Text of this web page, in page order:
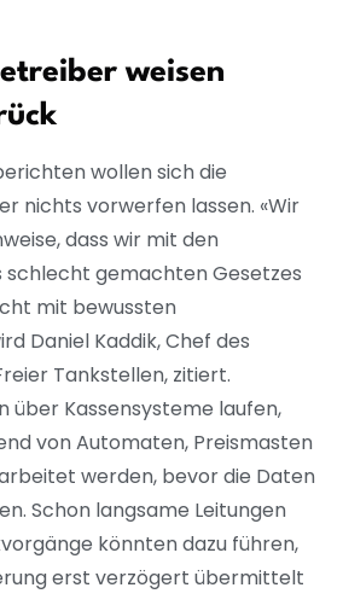
weisen
wollen sich die
nichts vorwerfen lassen. «Wir
dass wir mit den
schlecht gemachten Gesetzes
mit bewussten
Daniel Kaddik, Chef des
Tankstellen, zitiert.
über Kassensysteme laufen,
von Automaten, Preismasten
werden, bevor die Daten
Schon langsame Leitungen
könnten dazu führen,
erst verzögert übermittelt